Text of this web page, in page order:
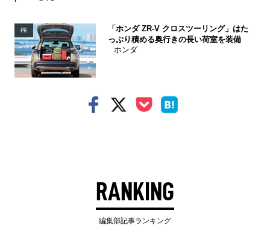
PR
「ホンダ ZR-V クロスツーリング」はた
っぷり積める奥行きの長い荷室を装備
ホンダ
RANKING
編集部記事ランキング